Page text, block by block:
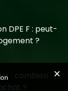
DPE F : peut-
?
: combien
?